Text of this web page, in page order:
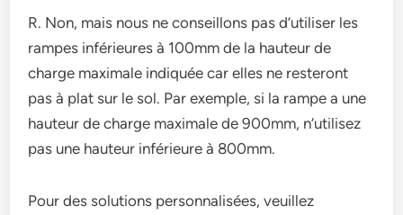
R. Non, mais nous ne conseillons pas d’utiliser les
rampes inférieures à 100mm de la hauteur de
charge maximale indiquée car elles ne resteront
pas à plat sur le sol. Par exemple, si la rampe a une
hauteur de charge maximale de 900mm, n’utilisez
pas une hauteur inférieure à 800mm.
Pour des solutions personnalisées, veuillez